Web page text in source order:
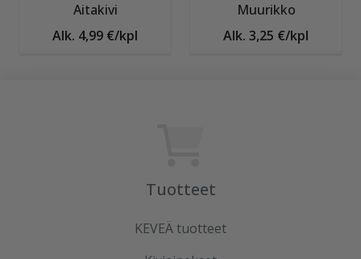
Aitakivi
Alk. 4,99 €/kpl
Muurikko
Alk. 3,25 €/kpl
Tuotteet
KEVEÄ tuotteet